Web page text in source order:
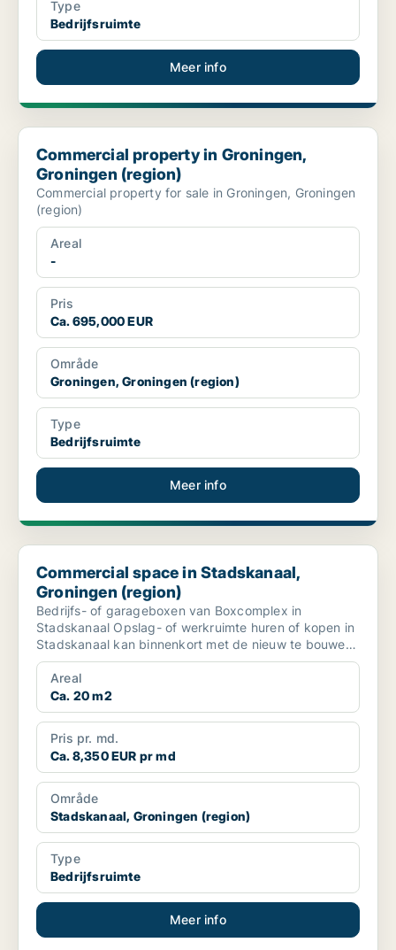
Type
Bedrijfsruimte
Meer info
Commercial property in Groningen, Groningen (region)
Commercial property in Groningen,
Groningen (region)
Commercial property for sale in Groningen, Groningen
(region)
Areal
-
Pris
Ca. 695,000 EUR
Område
Groningen, Groningen (region)
Type
Bedrijfsruimte
Meer info
Commercial space in Stadskanaal, Groningen (region)
Commercial space in Stadskanaal,
Groningen (region)
Bedrijfs- of garageboxen van Boxcomplex in
Stadskanaal Opslag- of werkruimte huren of kopen in
Stadskanaal kan binnenkort met de nieuw te bouwen
bedrijfs-...
Areal
Ca. 20 m2
Pris pr. md.
Ca. 8,350 EUR pr md
Område
Stadskanaal, Groningen (region)
Type
Bedrijfsruimte
Meer info